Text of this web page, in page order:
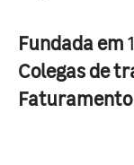
Fundada em
Colegas de
Faturamento